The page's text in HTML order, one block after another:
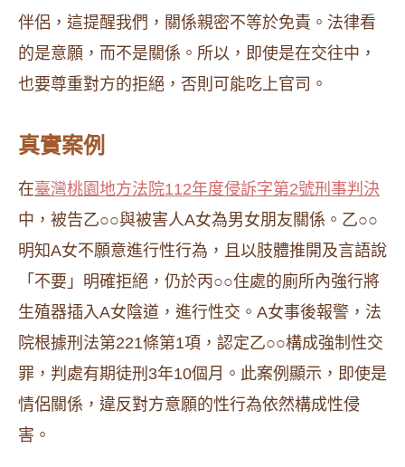
伴侶，這提醒我們，關係親密不等於免責。法律看
的是意願，而不是關係。所以，即使是在交往中，
也要尊重對方的拒絕，否則可能吃上官司。
真實案例
在臺灣桃園地方法院112年度侵訴字第2號刑事判決
中，被告乙○○與被害人A女為男女朋友關係。乙○○
明知A女不願意進行性行為，且以肢體推開及言語說
「不要」明確拒絕，仍於丙○○住處的廁所內強行將
生殖器插入A女陰道，進行性交。A女事後報警，法
院根據刑法第221條第1項，認定乙○○構成強制性交
罪，判處有期徒刑3年10個月。此案例顯示，即使是
情侶關係，違反對方意願的性行為依然構成性侵
害。